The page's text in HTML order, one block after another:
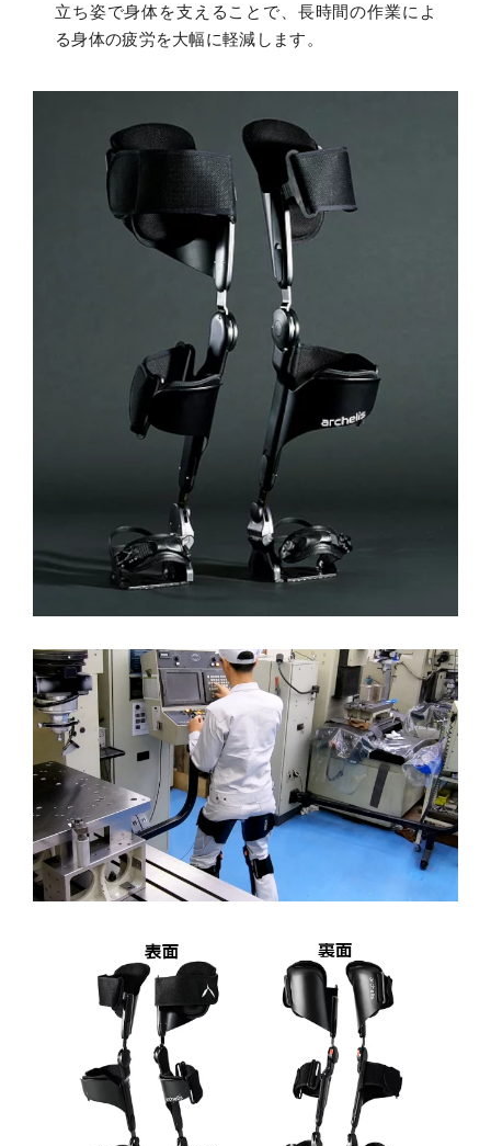
立ち姿で身体を支えることで、長時間の作業によ
る身体の疲労を大幅に軽減します。